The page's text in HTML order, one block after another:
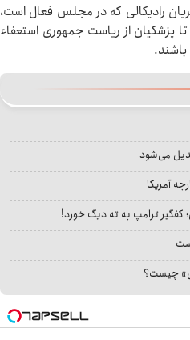
رادیکالی که در مجلس فعال است،
پزشکیان از ریاست جمهوری استعفاء
باشند.
می‌شود
آمریکا
کفگیر ترامپ به ته دیگ خورد!
چیست؟